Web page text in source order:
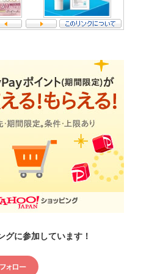
グに参加しています！